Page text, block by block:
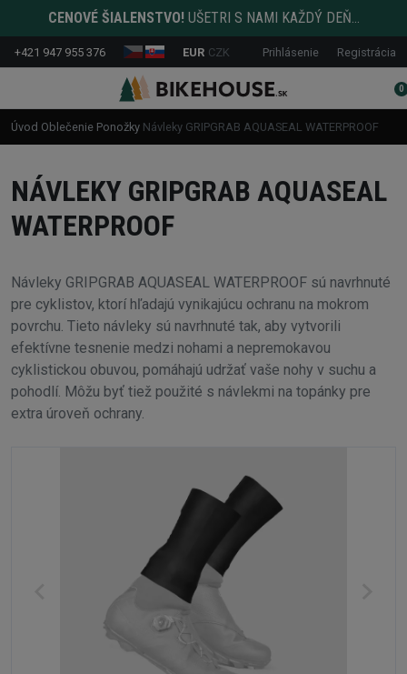
CENOVÉ ŠIALENSTVO! UŠETRI S NAMI KAŽDÝ DEŇ...
+421 947 955 376 EUR CZK Prihlásenie Registrácia
0
Úvod Oblečenie Ponožky Návleky GRIPGRAB AQUASEAL WATERPROOF
NÁVLEKY GRIPGRAB AQUASEAL
WATERPROOF
Návleky GRIPGRAB AQUASEAL WATERPROOF sú navrhnuté
pre cyklistov, ktorí hľadajú vynikajúcu ochranu na mokrom
povrchu. Tieto návleky sú navrhnuté tak, aby vytvorili
efektívne tesnenie medzi nohami a nepremokavou
cyklistickou obuvou, pomáhajú udržať vaše nohy v suchu a
pohodlí. Môžu byť tiež použité s návlekmi na topánky pre
extra úroveň ochrany.